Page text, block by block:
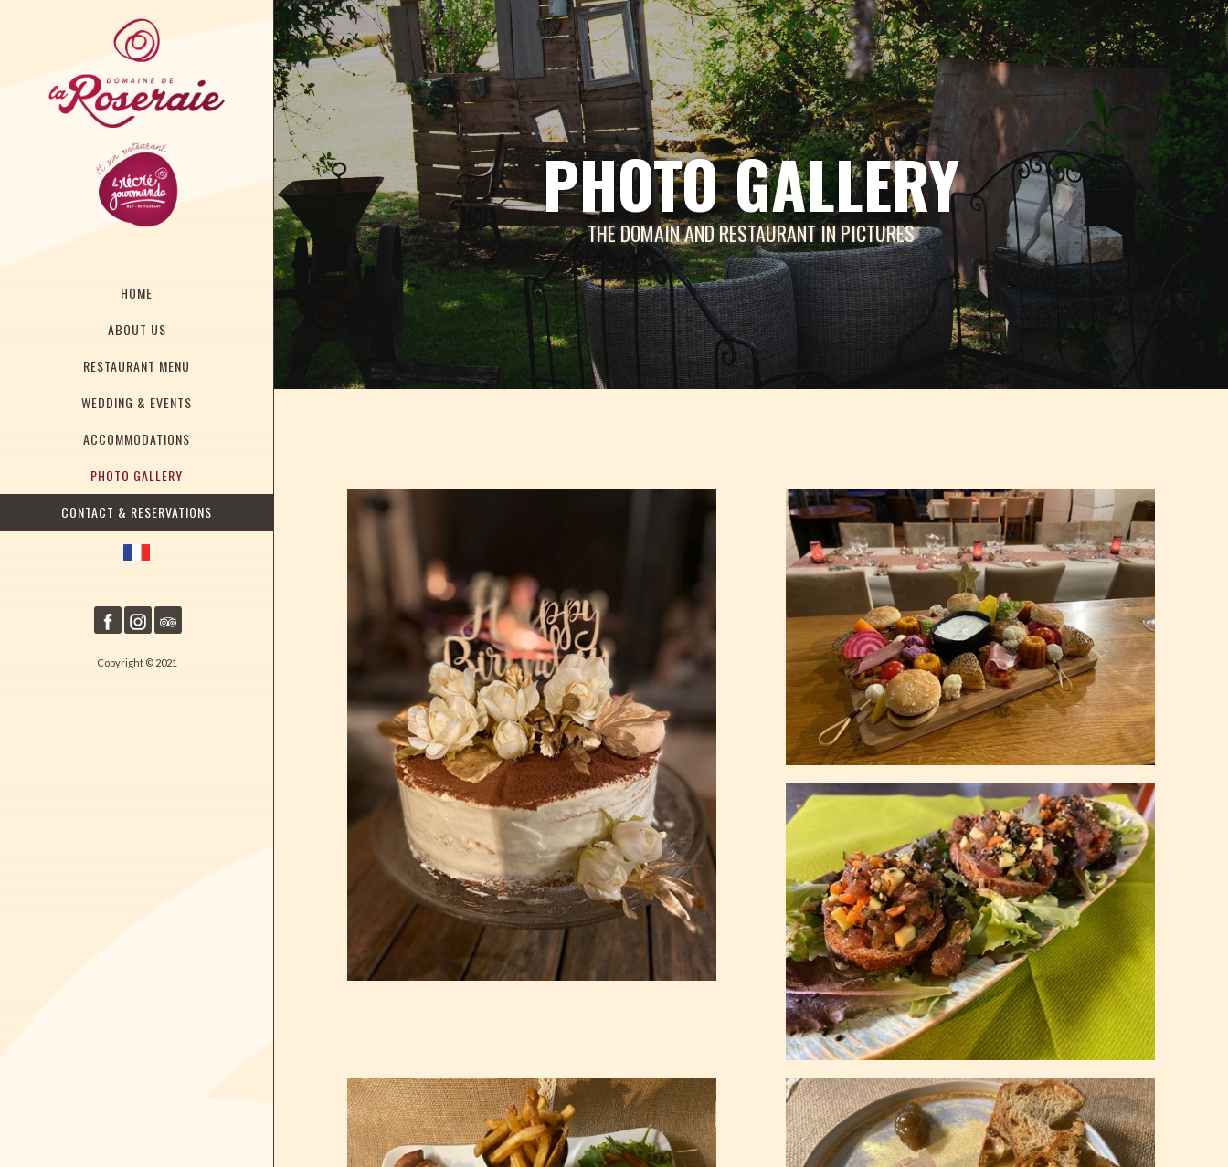
HOME
ABOUT US
RESTAURANT MENU
WEDDING & EVENTS
ACCOMMODATIONS
PHOTO GALLERY
CONTACT & RESERVATIONS
Copyright © 2021
PHOTO GALLERY
THE DOMAIN AND RESTAURANT IN PICTURES